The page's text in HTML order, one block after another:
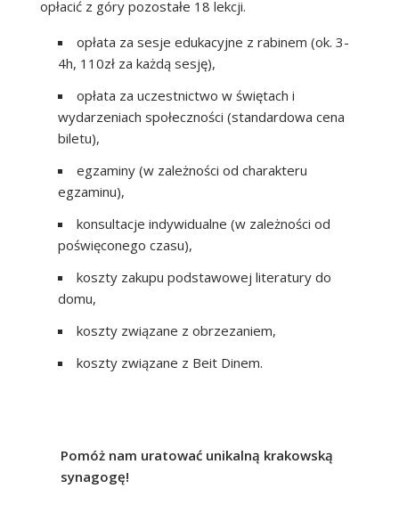
opłacić z góry pozostałe 18 lekcji.
opłata za sesje edukacyjne z rabinem (ok. 3-
4h, 110zł za każdą sesję),
opłata za uczestnictwo w świętach i
wydarzeniach społeczności (standardowa cena
biletu),
egzaminy (w zależności od charakteru
egzaminu),
konsultacje indywidualne (w zależności od
poświęconego czasu),
koszty zakupu podstawowej literatury do
domu,
koszty związane z obrzezaniem,
koszty związane z Beit Dinem.
Pomóż nam uratować unikalną krakowską
synagogę!